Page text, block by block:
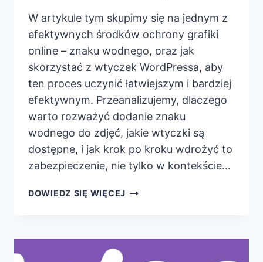
W artykule tym skupimy się na jednym z
efektywnych środków ochrony grafiki
online – znaku wodnego, oraz jak
skorzystać z wtyczek WordPressa, aby
ten proces uczynić łatwiejszym i bardziej
efektywnym. Przeanalizujemy, dlaczego
warto rozważyć dodanie znaku
wodnego do zdjęć, jakie wtyczki są
dostępne, i jak krok po kroku wdrożyć to
zabezpieczenie, nie tylko w kontekście…
DOWIEDZ SIĘ WIĘCEJWTYCZKI